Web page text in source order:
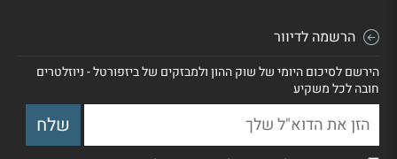
הרשמה לדיוור
הירשם לסיכום היומי של שוק ההון ולמבזקים של ביזפורטל - ניוזלטרים
חובה לכל משקיע